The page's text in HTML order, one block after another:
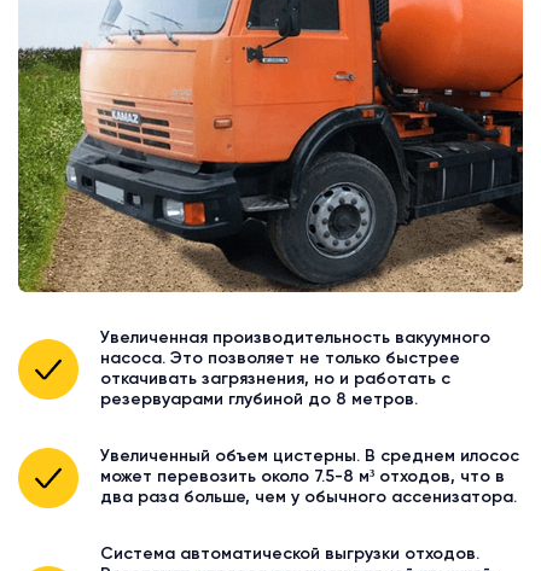
Увеличенная производительность вакуумного
насоса. Это позволяет не только быстрее
откачивать загрязнения, но и работать с
резервуарами глубиной до 8 метров.
Увеличенный объем цистерны. В среднем илосос
может перевозить около 7.5-8 м³ отходов, что в
два раза больше, чем у обычного ассенизатора.
Система автоматической выгрузки отходов.